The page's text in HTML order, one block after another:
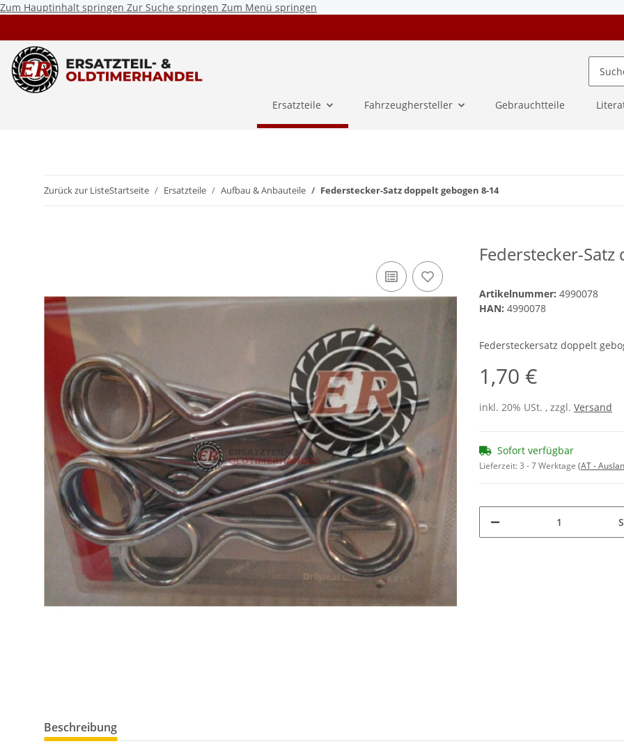
Zum Hauptinhalt springen Zur Suche springen Zum Menü springen
Ersatzteile Fahrzeughersteller Gebrauchtteile
Zurück zur ListeStartseite Ersatzteile Aufbau & Anbauteile Federstecker-Satz doppelt gebogen 8-14
Federstecker-
Artikelnummer: 4990078
HAN: 4990078
Federsteckersatz doppelt
1,70 €
inkl. 20% USt. , zzgl. Versand
Sofort verfügbar
Lieferzeit:3 - 7 Werktage (AT -
Beschreibung